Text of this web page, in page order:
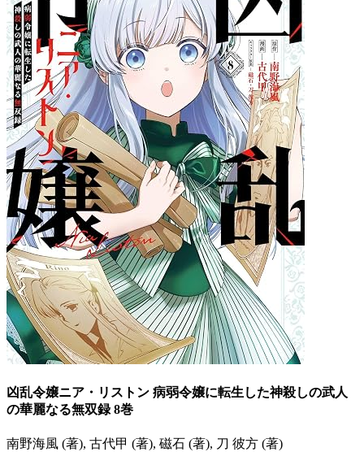
凶乱令嬢ニア・リストン 病弱令嬢に転生した神殺しの武人
の華麗なる無双録 8巻
南野海風 (著), 古代甲 (著), 磁石 (著), 刀 彼方 (著)